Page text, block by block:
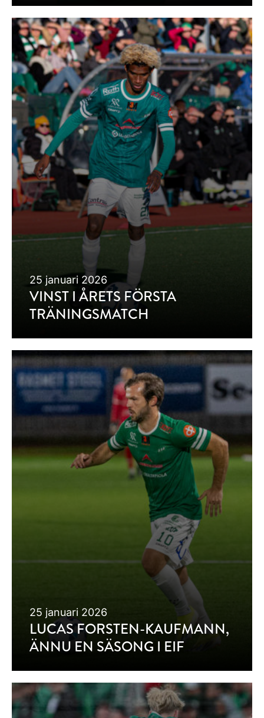
VINST I ÅRETS FÖRSTA
TRÄNINGSMATCH
25 januari 2026
LUCAS FORSTEN-KAUFMANN,
ÄNNU EN SÄSONG I EIF
25 januari 2026